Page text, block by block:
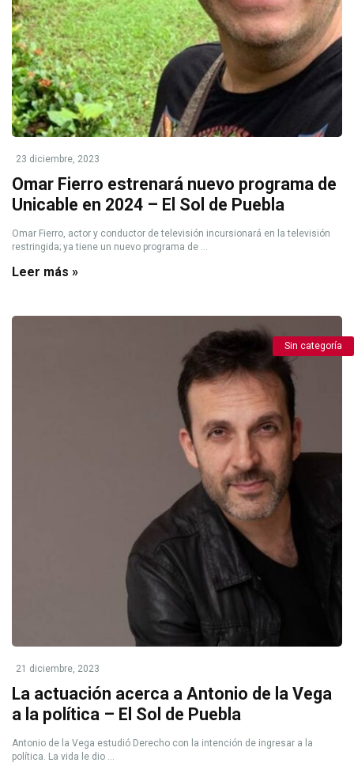
23 diciembre, 2023
Omar Fierro estrenará nuevo programa de
Unicable en 2024 – El Sol de Puebla
Omar Fierro, actor y conductor de televisión incursionará en la televisión
restringida; ya tiene un nuevo programa de ...
Leer más »
Sin categoría
21 diciembre, 2023
La actuación acerca a Antonio de la Vega
a la política – El Sol de Puebla
Antonio de la Vega estudió Derecho con la intención de ingresar a la
política. La vida le dio ...